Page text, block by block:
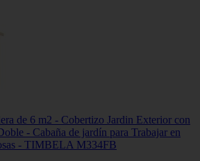
de 6 m2 - Cobertizo Jardin Exterior con
- Cabaña de jardín para Trabajar en
- TIMBELA M334FB